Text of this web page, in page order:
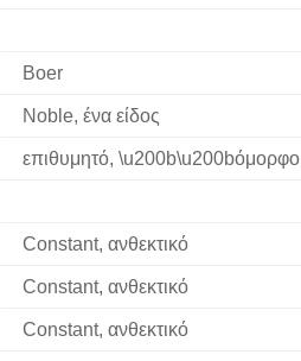
Boer
Noble, ένα είδος
επιθυμητό, \u200b\u200bόμορφο
Constant, ανθεκτικό
Constant, ανθεκτικό
Constant, ανθεκτικό